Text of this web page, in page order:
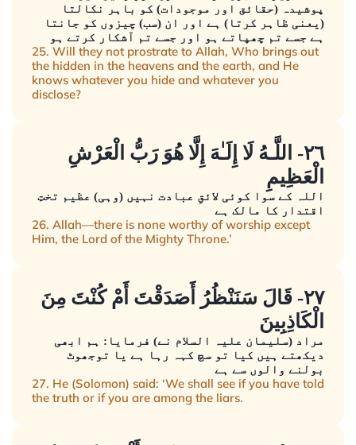
پوشیدہ (حقائق اور موجودات) کو باہر نکالتا
(یعنی ظاہر کرتا) ہے اور ان (سب) چیزوں کو جانتا
ہے جسے تم چھپاتے ہو اور جسے تم آشکار کرتے ہو
25. Will they not prostrate to Allah, Who brings out
the hidden in the heavens and the earth, and He
knows whatever you hide and whatever you
disclose?
٢٦- اللَّـهُ لَا إِلَـٰهَ إِلَّا هُوَ رَبُّ الْعَرْشِ
الْعَظِيمِ
اللہ کے سوا کوئی لائقِ عبادت نہیں (وہی) عظیم تختِ
اقتدار کا مالک ہے
26. Allah—there is none worthy of worship except
Him, the Lord of the Mighty Throne.’
٢٧- قَالَ سَنَنْظُرُ أَصَدَقْتَ أَمْ كُنْتَ مِنَ
الْكَاذِبِينَ
مراد (سلیمان علیہ السلام نے) فرمایا: ہم ابھی
دیکھتے ہیں کیا تو سچ کہہ رہا ہے یا توجھوٹ
بولنے والوں سے ہے
27. He (Solomon) said: ‘We shall see if you have told
the truth or if you are among the liars.